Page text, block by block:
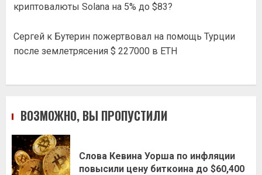
криптовалюты Solana на 5% до $83?
Сергей к Бутерин пожертвовал на помощь Турции
после землетрясения $ 227000 в ETH
ВОЗМОЖНО, ВЫ ПРОПУСТИЛИ
Слова Кевина Уорша по инфляции
повысили цену биткоина до $60,400